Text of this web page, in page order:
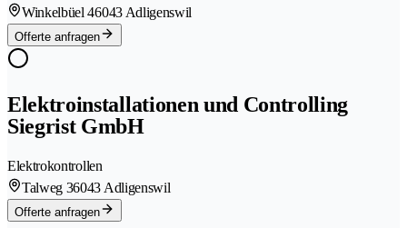
Winkelbüel 46043 Adligenswil
Offerte anfragen
Elektroinstallationen und Controlling
Siegrist GmbH
Elektrokontrollen
Talweg 36043 Adligenswil
Offerte anfragen